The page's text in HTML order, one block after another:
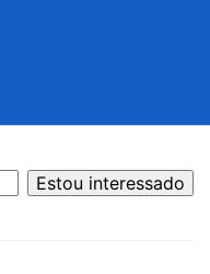
Estou interessado